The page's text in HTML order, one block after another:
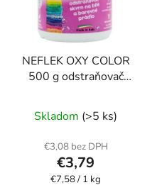
NEFLEK OXY COLOR
500 g odstraňovač
hodnotenie
produktu
je
5,0
Skladom (>5 ks)
€3,08 bez DPH
€3,79
Jednotková
€7,58 / 1 kg